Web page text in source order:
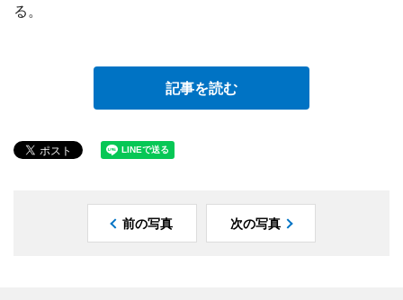
る。
記事を読む
前の写真 次の写真